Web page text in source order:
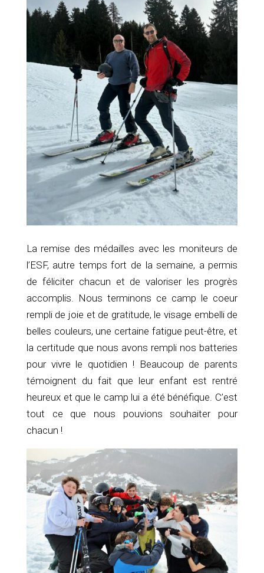
La remise des médailles avec les moniteurs de
l’ESF, autre temps fort de la semaine, a permis
de féliciter chacun et de valoriser les progrès
accomplis. Nous terminons ce camp le coeur
rempli de joie et de gratitude, le visage embelli de
belles couleurs, une certaine fatigue peut-être, et
la certitude que nous avons rempli nos batteries
pour vivre le quotidien ! Beaucoup de parents
témoignent du fait que leur enfant est rentré
heureux et que le camp lui a été bénéfique. C’est
tout ce que nous pouvions souhaiter pour
chacun !